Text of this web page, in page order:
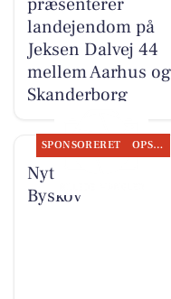
præsenterer
landejendom på
Jeksen Dalvej 44
mellem Aarhus og
Skanderborg
SPONSORERET OPSLAGSTAVLEN
Nyt fra Slagter
Byskov